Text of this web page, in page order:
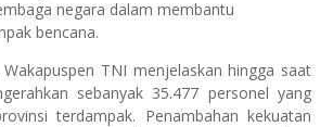
negara dalam membantu
bencana.
TNI menjelaskan hingga saat
sebanyak 35.477 personel yang
terdampak. Penambahan kekuatan